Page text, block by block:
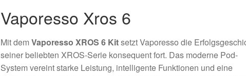
Vaporesso Xros 6
Mit dem Vaporesso XROS 6 Kitsetzt Vaporesso die
seiner beliebten XROS-Serie konsequent fort. Das moderne Pod-
System vereint starke Leistung, intelligente Funktionen und eine